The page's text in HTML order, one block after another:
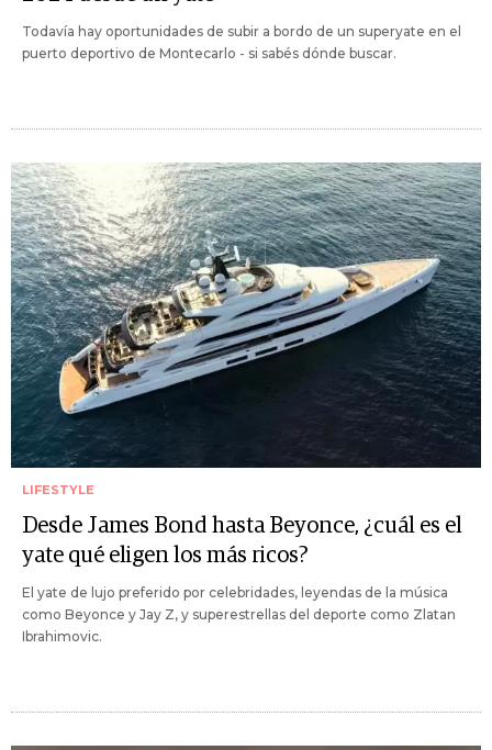
Todavía hay oportunidades de subir a bordo de un superyate en el
puerto deportivo de Montecarlo - si sabés dónde buscar.
LIFESTYLE
Desde James Bond hasta Beyonce, ¿cuál es el
yate qué eligen los más ricos?
El yate de lujo preferido por celebridades, leyendas de la música
como Beyonce y Jay Z, y superestrellas del deporte como Zlatan
Ibrahimovic.